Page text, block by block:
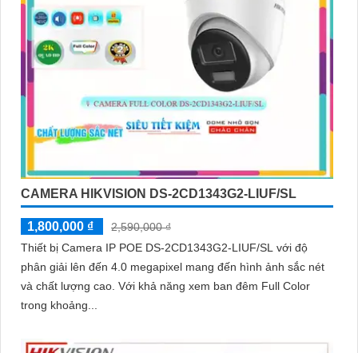
CAMERA HIKVISION DS-2CD1343G2-LIUF/SL
1,800,000 ₫
2,590,000 ₫
Thiết bị Camera IP POE DS-2CD1343G2-LIUF/SL với độ
phân giải lên đến 4.0 megapixel mang đến hình ảnh sắc nét
và chất lượng cao. Với khả năng xem ban đêm Full Color
trong khoảng...